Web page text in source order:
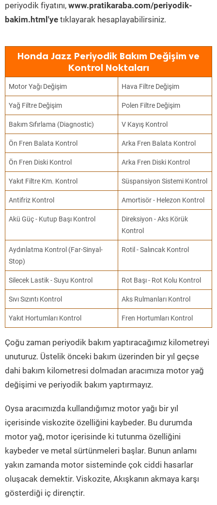
periyodik fiyatını, www.pratikaraba.com/periyodik-
bakim.html'ye tıklayarak hesaplayabilirsiniz.
Honda Jazz Periyodik Bakım Değişim ve
Kontrol Noktaları
Motor Yağı Değişim Hava Filtre Değişim
Yağ Filtre Değişim Polen Filtre Değişim
Bakım Sıfırlama (Diagnostic) V Kayış Kontrol
Ön Fren Balata Kontrol Arka Fren Balata Kontrol
Ön Fren Diski Kontrol Arka Fren Diski Kontrol
Yakıt Filtre Km. Kontrol Süspansiyon Sistemi Kontrol
Antifriz Kontrol Amortisör - Helezon Kontrol
Akü Güç - Kutup Başı Kontrol
Direksiyon - Aks Körük
Kontrol
Aydınlatma Kontrol (Far-Sinyal-
Stop)
Rotil - Salıncak Kontrol
Silecek Lastik - Suyu Kontrol Rot Başı - Rot Kolu Kontrol
Sıvı Sızıntı Kontrol Aks Rulmanları Kontrol
Yakıt Hortumları Kontrol Fren Hortumları Kontrol
Çoğu zaman periyodik bakım yaptıracağımız kilometreyi
unuturuz. Üstelik önceki bakım üzerinden bir yıl geçse
dahi bakım kilometresi dolmadan aracımıza motor yağ
değişimi ve periyodik bakım yaptırmayız.
Oysa aracımızda kullandığımız motor yağı bir yıl
içerisinde viskozite özelliğini kaybeder. Bu durumda
motor yağ, motor içerisinde ki tutunma özelliğini
kaybeder ve metal sürtünmeleri başlar. Bunun anlamı
yakın zamanda motor sisteminde çok ciddi hasarlar
oluşacak demektir. Viskozite, Akışkanın akmaya karşı
gösterdiği iç dirençtir.